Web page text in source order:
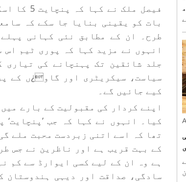
فیصل
بات کو یقینی بنایا جا سکے کہ
طرح۔ ان کے مطابق نئی کہانی
انہوں نے مزید کہا کہ پوری ٹیم
جلد شائقین تک پہنچانے کی
سیاست، سیکریٹری اور گاو¿ں کے
کیے جائیں گے۔
اپنے کردار کی مقبولیت کے بارے
کیا۔ انہوں نے کہا کہ جب
تھا کہ اسے اتنی زبردست محبت ملے
کے بہت قریب ہے اور ناظرین نے جس
سادگی، صداقت اور دیہی